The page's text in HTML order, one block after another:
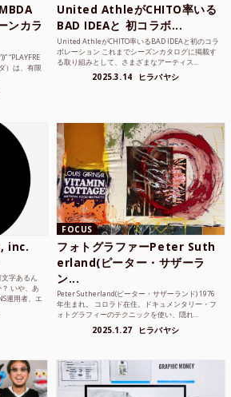
ンカラ
“PLAYFRE
）は、有限
United AthleがCHITO率いる
BAD IDEAと 初コラボ...
United AthleがCHITO率いるBAD IDEAと初のコラ
ボレーション これまでシーズンカタログに掲載す
る取り組みとして、さまざまなアーティス...
2025.3.14 ヒラバヤシ
inc.
字あるん
いや、あ
運用者、エ
FOCUS
フォトグラファーPeter Suth
erland(ピーター・サザーラ
ン...
Peter Sutherland(ピーター・サザーランド) 1976
年生まれ。 コロラド在住。ドキュメンタリー・フ
ォトグラフィーのテクニックを使い、隠れ...
2025.1.27 ヒラバヤシ